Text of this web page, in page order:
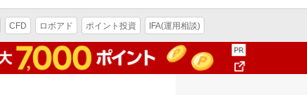
CFD ロボアド ポイント投資 IFA(運用相談)